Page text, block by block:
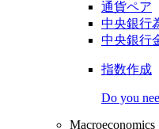
通貨ペア
中央銀行
中央銀行
指数作成
Do you
Macroeconomics